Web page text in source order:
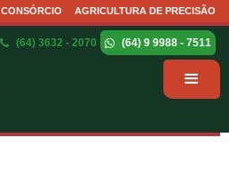
CONSÓRCIO AGRICULTURA DE PRECISÃO
(64) 3632 - 2070 (64) 9 9988 - 7511